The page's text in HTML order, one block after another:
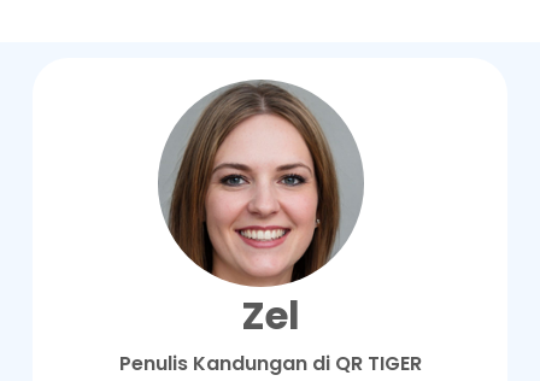
Zel
Penulis Kandungan di QR TIGER